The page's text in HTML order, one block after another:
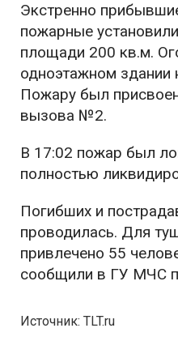
Экстренно
пожарные
площади 200 кв.м.
одноэтажном
Пожару был
вызова №2.
В 17:02 пожар был
полностью
Погибших и
проводилась. Для
привлечено 55
сообщили в ГУ МЧС
Источник: TLT.ru